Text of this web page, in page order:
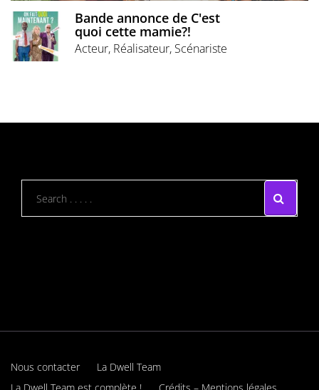
Bande annonce de C'est
quoi cette mamie?!
Acteur, Réalisateur, Scénariste
Nous contacter
La Dwell Team